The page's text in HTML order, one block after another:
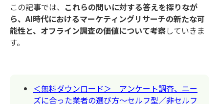
この記事では、 これらの問いに対する答えを探りなが
ら、AI時代におけるマーケティングリサーチの新たな可
能性と、オフライン調査の価値について考察していきま
す。
＜無料ダウンロード＞ アンケート調査、ニー
ズに合った業者の選び方～セルフ型／非セルフ